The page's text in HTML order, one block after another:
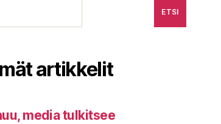
ETSI
artikkelit
media tulkitsee